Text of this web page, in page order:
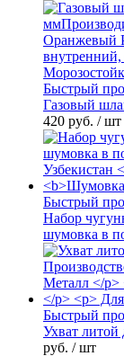
Быстрый
Газовый
420 руб. / шт
Быстрый
Набор
шумовка в
Быстрый
Ухват литой
руб. / шт